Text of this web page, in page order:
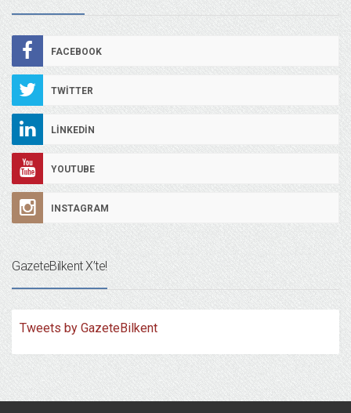
FACEBOOK
TWITTER
LINKEDIN
YOUTUBE
INSTAGRAM
GazeteBilkent X’te!
Tweets by GazeteBilkent